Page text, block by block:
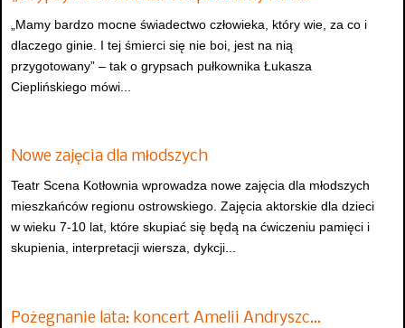
„Mamy bardzo mocne świadectwo człowieka, który wie, za co i
dlaczego ginie. I tej śmierci się nie boi, jest na nią
przygotowany” – tak o grypsach pułkownika Łukasza
Cieplińskiego mówi...
Nowe zajęcia dla młodszych
Teatr Scena Kotłownia wprowadza nowe zajęcia dla młodszych
mieszkańców regionu ostrowskiego. Zajęcia aktorskie dla dzieci
w wieku 7-10 lat, które skupiać się będą na ćwiczeniu pamięci i
skupienia, interpretacji wiersza, dykcji...
Pożegnanie lata: koncert Amelii Andryszc…